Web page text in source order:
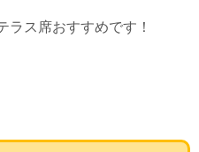
ス席おすすめです！